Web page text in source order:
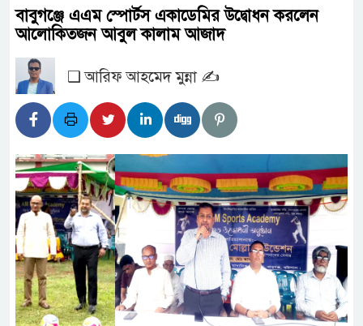
বাবুগঞ্জে এএম স্পোর্টস একাডেমির উদ্বোধন করলেন
আলোকিতজন আবুল কালাম আজাদ
❑ আরিফ আহমেদ মুন্না ✍️